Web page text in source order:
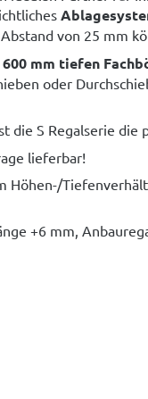
von 25 mm
600 mm tiefen
oder
die S Regalserie
lieferbar!
Höhen-/
+6 mm,